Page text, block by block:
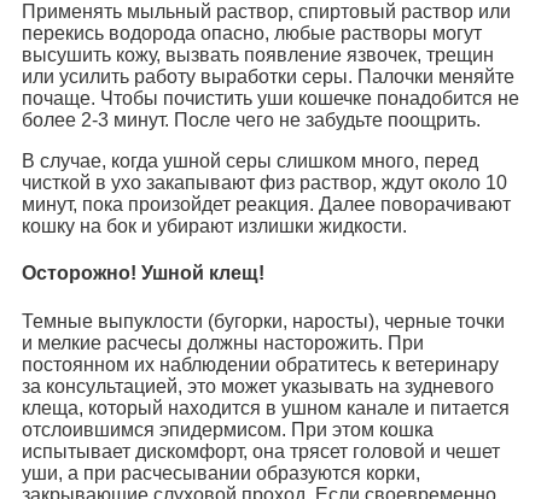
Применять мыльный раствор, спиртовый раствор или
перекись водорода опасно, любые растворы могут
высушить кожу, вызвать появление язвочек, трещин
или усилить работу выработки серы. Палочки меняйте
почаще. Чтобы почистить уши кошечке понадобится не
более 2-3 минут. После чего не забудьте поощрить.
В случае, когда ушной серы слишком много, перед
чисткой в ухо закапывают физ раствор, ждут около 10
минут, пока произойдет реакция. Далее поворачивают
кошку на бок и убирают излишки жидкости.
Осторожно! Ушной клещ!
Темные выпуклости (бугорки, наросты), черные точки
и мелкие расчесы должны насторожить. При
постоянном их наблюдении обратитесь к ветеринару
за консультацией, это может указывать на зудневого
клеща, который находится в ушном канале и питается
отслоившимся эпидермисом. При этом кошка
испытывает дискомфорт, она трясет головой и чешет
уши, а при расчесывании образуются корки,
закрывающие слуховой проход. Если своевременно